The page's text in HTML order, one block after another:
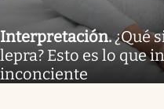
Interpretación.¿Qué
lepra? Esto es lo que
inconciente